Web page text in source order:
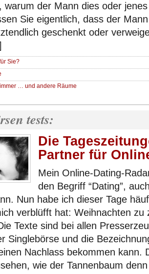
warum der Mann dies oder jenes
Sie eigentlich, dass der
geschenkt oder
Sie?
… und andere Räume
tests:
Die
Partner für
Mein Online-Dating-
den Begriff “Dating”,
Nun habe ich dieser Tage
verblüfft hat: Weihnachten zu
Texte sind bei allen
Singlebörse und die
Nachlass bekommen kann.
wie der Tannenbaum